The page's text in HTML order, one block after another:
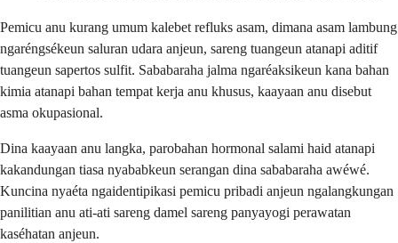
Pemicu anu kurang umum kalebet refluks asam, dimana asam lambung
ngaréngsékeun saluran udara anjeun, sareng tuangeun atanapi aditif
tuangeun sapertos sulfit. Sababaraha jalma ngaréaksikeun kana bahan
kimia atanapi bahan tempat kerja anu khusus, kaayaan anu disebut
asma okupasional.
Dina kaayaan anu langka, parobahan hormonal salami haid atanapi
kakandungan tiasa nyababkeun serangan dina sababaraha awéwé.
Kuncina nyaéta ngaidentipikasi pemicu pribadi anjeun ngalangkungan
panilitian anu ati-ati sareng damel sareng panyayogi perawatan
kaséhatan anjeun.